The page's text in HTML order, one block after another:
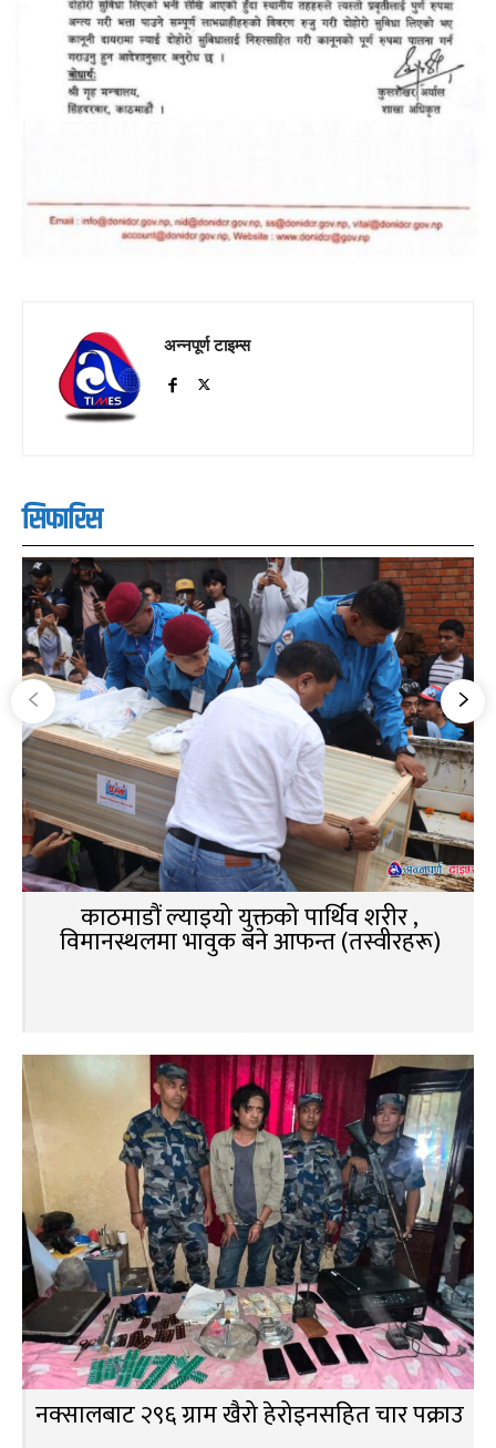
अन्नपूर्ण टाइम्स
सिफारिस
काठमाडौं ल्याइयो युक्तको पार्थिव शरीर ,
विमानस्थलमा भावुक बने आफन्त (तस्वीरहरू)
नक्सालबाट २९६ ग्राम खैरो हेरोइनसहित चार पक्राउ